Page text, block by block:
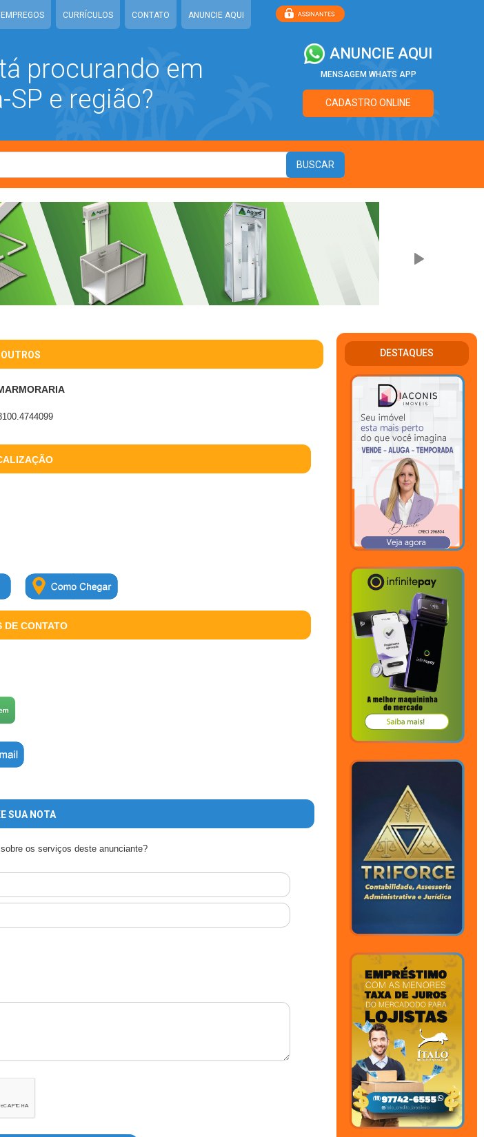
EMPREGOS CURRÍCULOS CONTATO ANUNCIE AQUI
procurando em
e região?
ANUNCIE AQUI
MENSAGEM WHATS APP
CADASTRO ONLINE
OUTROS
DE CONTATO
SUA NOTA
os serviços deste anunciante?
DESTAQUES